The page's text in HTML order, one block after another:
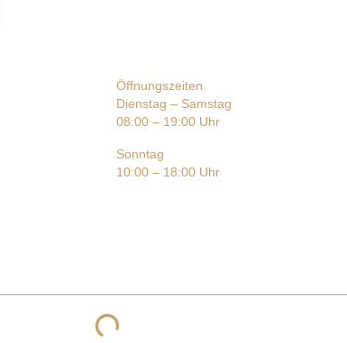
Öffnungszeiten
Dienstag – Samstag
08:00 – 19:00 Uhr
Sonntag
10:00 – 18:00 Uhr